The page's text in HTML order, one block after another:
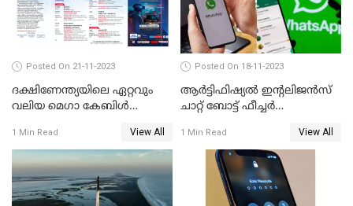
Posted On 21-11-2023
ദക്ഷിണേന്ത്യയിലെ ഏറ്റവും
വലിയ മെഗാ കേബിള്‍
എഡിഷന്‍ കൊച്ചി
കടവന്ത്രയിൽ
1 Min Read View All
Posted On 18-11-2023
ആര്‍ട്ടിഫിഷ്യല്‍ ഇന്റലിജന്‍സ്
ചാറ്റ് ബോട്ട് ഫീച്ചര്‍
വാട്സാപ്പ്
1 Min Read View All